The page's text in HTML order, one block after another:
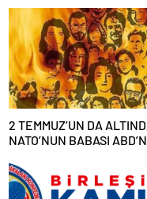
2 TEMMUZ’UN DA
NATO’NUN BABASI